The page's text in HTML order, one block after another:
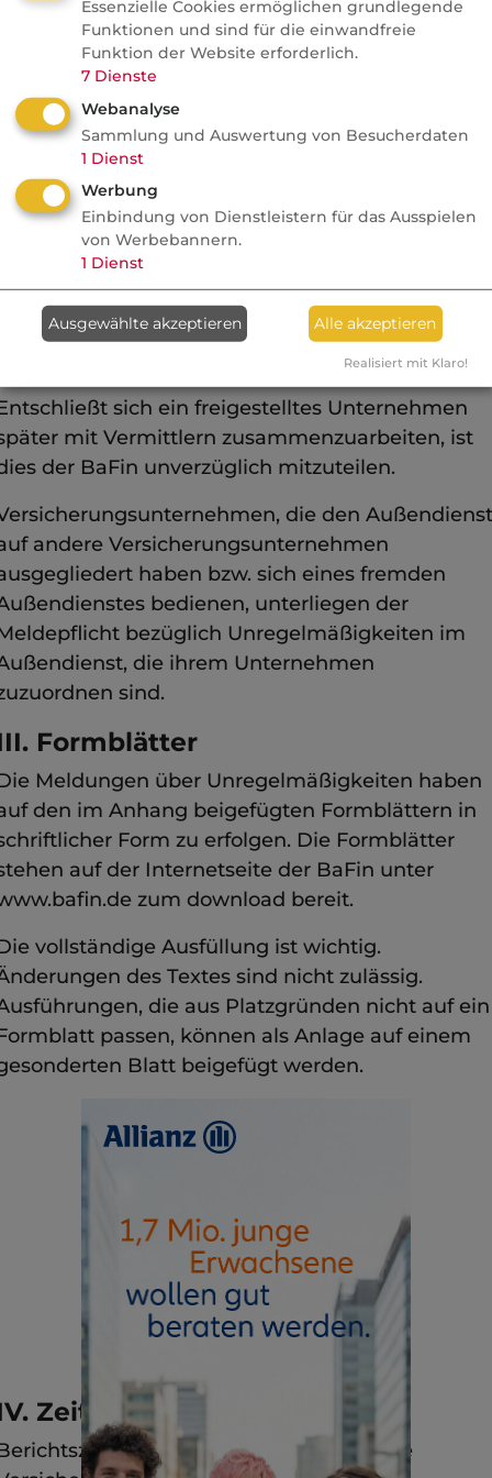
sind nicht abzuwarten.
Befreiung von der Meldepflicht
die keinen eigenen
beschäftigen und auch sonst nicht
Versicherungsvermittlern zusammenarbeiten
auf Antrag innerhalb von drei Monaten
Inkrafttreten der Sammelverfügung von der
befreit werden.
bleiben jedoch
von
sich ein freigestelltes Unternehmen
mit Vermittlern zusammenzuarbeiten, ist
der BaFin unverzüglich mitzuteilen.
die den Außendienst
andere Versicherungsunternehmen
haben bzw. sich eines fremden
bedienen, unterliegen der
bezüglich Unregelmäßigkeiten im
die ihrem Unternehmen
sind.
Formblätter
Meldungen über Unregelmäßigkeiten haben
den im Anhang beigefügten Formblättern in
Form zu erfolgen. Die Formblätter
auf der Internetseite der BaFin unter
zum download bereit.
vollständige Ausfüllung ist wichtig.
des Textes sind nicht zulässig.
die aus Platzgründen nicht auf ein
passen, können als Anlage auf einem
Blatt beigefügt werden.
Zeitpunkt der Meldung
ist das Kalenderjahr. Die
Essenzielle Cookies ermöglichen grundlegende
Funktionen und sind für die einwandfreie
Funktion der Website erforderlich.
7 Dienste
Webanalyse
Sammlung und Auswertung von Besucherdaten
1 Dienst
Werbung
Einbindung von Dienstleistern für das Ausspielen
von Werbebannern.
1 Dienst
Ausgewählte akzeptieren Alle akzeptieren
Realisiert mit Klaro!